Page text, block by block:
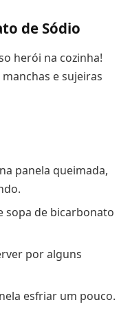
de Sódio
herói na cozinha!
e sujeiras
panela queimada,
sopa de bicarbonato
por alguns
esfriar um pouco.